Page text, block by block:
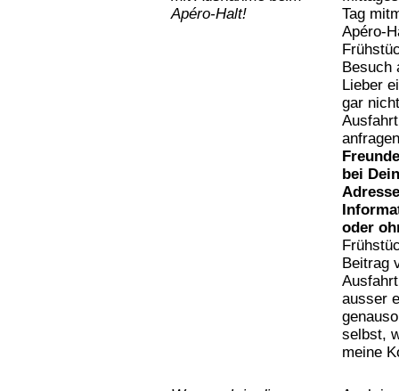
Apéro-Halt!
Tag
Apéro-
Besuch
Lieber
gar
bei
oder
Beitrag
ausser
selbst,
meine